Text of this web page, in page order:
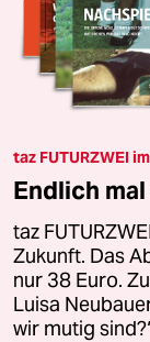
taz FUTURZWEI
Endlich
taz
Zukunft. Das
nur 38 Euro.
Luisa
wir mutig